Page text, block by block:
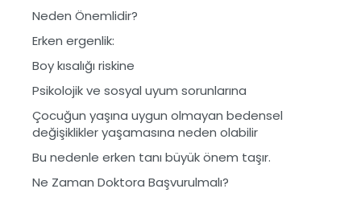
Neden Önemlidir?
Erken ergenlik:
Boy kısalığı riskine
Psikolojik ve sosyal uyum sorunlarına
Çocuğun yaşına uygun olmayan bedensel
değişiklikler yaşamasına neden olabilir
Bu nedenle erken tanı büyük önem taşır.
Ne Zaman Doktora Başvurulmalı?